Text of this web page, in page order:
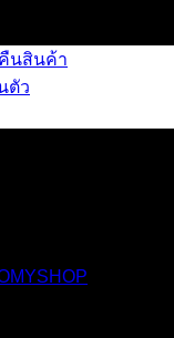
นสินค้า
ตัว